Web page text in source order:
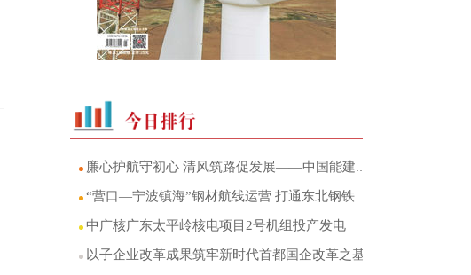
廉心护航守初心 清风筑路促发展——中国能建葛洲坝交投山东区域中心党总支廉洁品牌建设
“营口—宁波镇海”钢材航线运营 打通东北钢铁产区至华东市场海运直达通道
中广核广东太平岭核电项目2号机组投产发电
以子企业改革成果筑牢新时代首都国企改革之基